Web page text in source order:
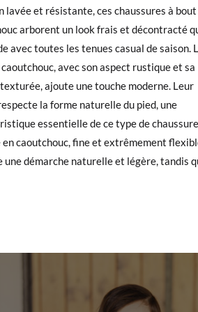
lavée et résistante, ces chaussures à bout
arborent un look frais et décontracté
avec toutes les tenues casual de saison.
avec son aspect rustique et sa
ajoute une touche moderne. Leur
la forme naturelle du pied, une
essentielle de ce type de
en caoutchouc, fine et extrêmement
une démarche naturelle et légère, tandis
la semelle intérieure amovible
Retirez-la avant de les laver à l’eau
garder toujours impeccables. La fermeture
assure un ajustement parfait et donne
filles une autonomie totale, leur permettant
toutes seules. Choisir la bonne pointure
d’enfant : consultez notre guide des
les mesures. Alors, la grande
arrivent et ne correspondent
un retour gratuit.
un compte, connectez-vous
veuillez vous rendre sur notre page
l'achat. Une étiquette de retour sera
un article, veuillez renvoyer votre
poste Francia Colissimo et passer une
20
11,30
(CM) 12,00
SEMELLE (CM) 5,60